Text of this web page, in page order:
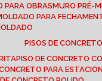
PARA OBRAS
MURO PRÉ-
PARA
PISOS DE CONCRETO
PISO DE CONCRETO
CONCRETO PARA